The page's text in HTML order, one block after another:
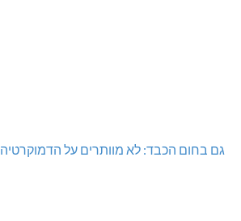
גם בחום הכבד: לא מוותרים על הדמוקרטיה